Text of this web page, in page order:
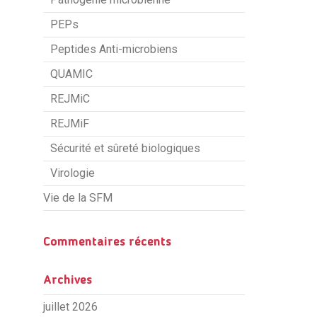
PEPs
Peptides Anti-microbiens
QUAMIC
REJMiC
REJMiF
Sécurité et sûreté biologiques
Virologie
Vie de la SFM
Commentaires récents
Archives
juillet 2026